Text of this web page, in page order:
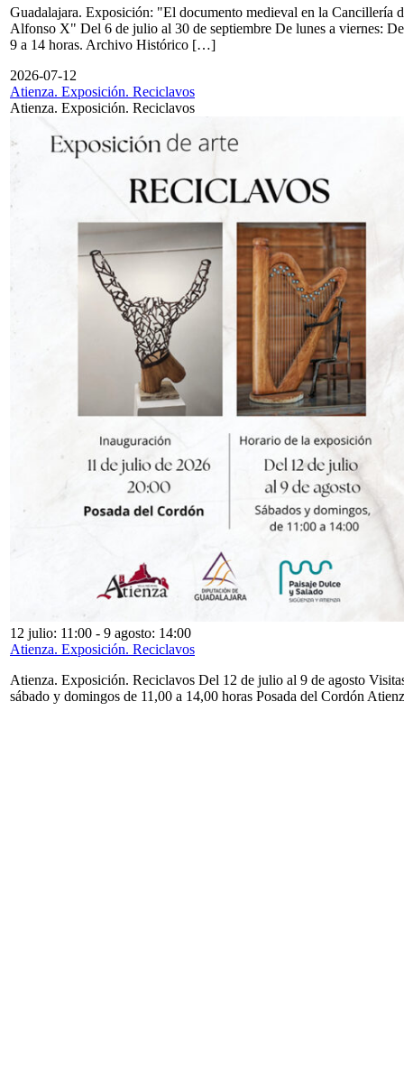
Guadalajara. Exposición: "El documento medieval en la Cancillería
Alfonso X" Del 6 de julio al 30 de septiembre De lunes a viernes: De
9 a 14 horas. Archivo Histórico […]
2026-07-12
Atienza. Exposición. Reciclavos
Atienza. Exposición. Reciclavos
12 julio: 11:00 - 9 agosto: 14:00
Atienza. Exposición. Reciclavos
Atienza. Exposición. Reciclavos Del 12 de julio al 9 de agosto
sábado y domingos de 11,00 a 14,00 horas Posada del Cordón